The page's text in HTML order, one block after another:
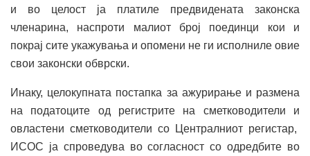
и во целост ја платиле предвидената законска
членарина, наспроти малиот број поединци кои и
покрај сите укажувања и опомени не ги исполниле овие
свои законски обврски.
Инаку, целокупната постапка за ажурирање и размена
на податоците од регистрите на сметководители и
овластени сметководители со Централниот регистар,
ИСОС ја спроведува во согласност со одредбите во